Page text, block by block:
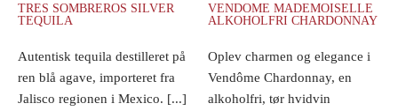
TRES SOMBREROS SILVER
TEQUILA
Autentisk tequila destilleret på
ren blå agave, importeret fra
Jalisco regionen i Mexico. [...]
VENDOME MADEMOISELLE
ALKOHOLFRI CHARDONNAY
Oplev charmen og elegance i
Vendôme Chardonnay, en
alkoholfri, tør hvidvin